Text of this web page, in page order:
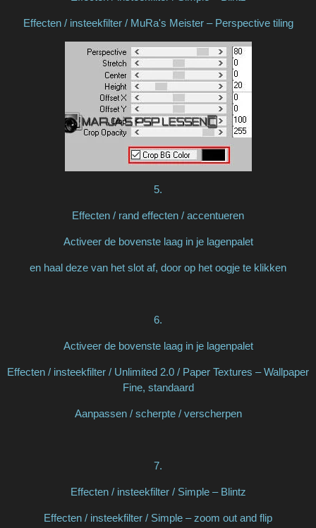
Effecten / insteekfilter / MuRa's Meister – Perspective tiling
5.
Effecten / rand effecten / accentueren
Activeer de bovenste laag in je lagenpalet
en haal deze van het slot af, door op het oogje te klikken
6.
Activeer de bovenste laag in je lagenpalet
Effecten / insteekfilter / Unlimited 2.0 / Paper Textures – Wallpaper
Fine, standaard
Aanpassen / scherpte / verscherpen
7.
Effecten / insteekfilter / Simple – Blintz
Effecten / insteekfilter / Simple – zoom out and flip